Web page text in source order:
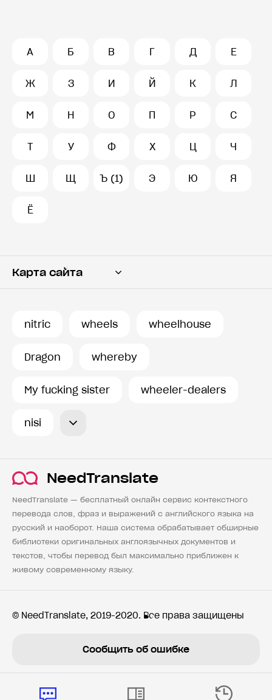
А Б В Г Д Е
Ж З И Й К Л
М Н О П Р С
Т У Ф Х Ц Ч
Ш Щ Ъ (1) Э Ю Я
Ё
Карта сайта
nitric wheels wheelhouse
Dragon whereby
My fucking sister wheeler-dealers
nisi
NeedTranslate
NeedTranslate — бесплатный онлайн сервис контекстного
перевода слов, фраз и выражений с английского языка на
русский и наоборот. Наша система обрабатывает обширные
библиотеки оригинальных англоязычных документов и
текстов, чтобы перевод был максимально приближен к
живому современному языку.
© NeedTranslate, 2019-2020. Все права защищены
Сообщить об ошибке